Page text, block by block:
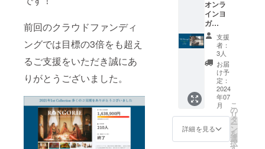
前回のクラウドファンディ
ングでは目標の3倍をも超え
るご支援をいただき誠にあ
りがとうございました。
げる私たち
ForDiL Inc,
に
RANGORIE
の想いが引
き継がれ、
一作目の商
品の発表そ
して皆様に
くクラウド
オンラ
インヨ
ガ
30min
につい
て ヨガ
やスト
レッ
チ、呼
吸法や
瞑想等
を合わ
せた
ForDiL
Therap
yのご体
支援
者：
3人
お届
け予
定：
2024
年07
月
詳細を見る
こ
の
リ
タ
ー
ン
を
選
択